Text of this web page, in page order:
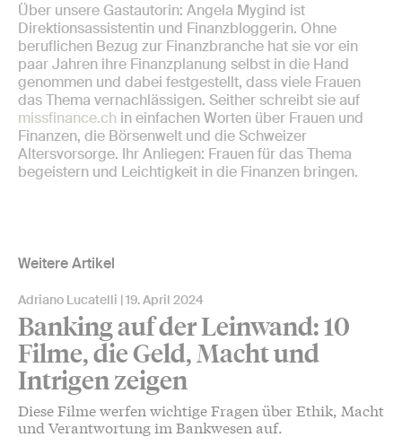
​Über unsere Gastautorin: Angela Mygind ist
Direktionsassistentin und Finanzbloggerin. Ohne
beruflichen Bezug zur Finanzbranche hat sie vor ein
paar Jahren ihre Finanzplanung selbst in die Hand
genommen und dabei festgestellt, dass viele Frauen
das Thema vernachlässigen. Seither schreibt sie auf
missfinance.ch in einfachen Worten über Frauen und
Finanzen, die Börsenwelt und die Schweizer
Altersvorsorge. Ihr Anliegen: Frauen für das Thema
begeistern und Leichtigkeit in die Finanzen bringen.
Weitere Artikel
Adriano Lucatelli 19. April 2024
Banking auf der Leinwand: 10
Filme, die Geld, Macht und
Intrigen zeigen
Diese Filme werfen wichtige Fragen über Ethik, Macht
und Verantwortung im Bankwesen auf.